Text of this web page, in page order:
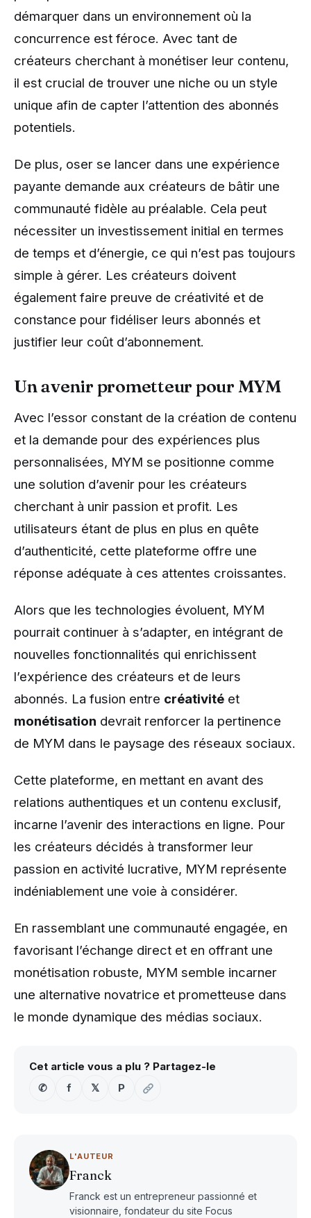
démarquer dans un environnement où la
concurrence est féroce. Avec tant de
créateurs cherchant à monétiser leur contenu,
il est crucial de trouver une niche ou un style
unique afin de capter l’attention des abonnés
potentiels.
De plus, oser se lancer dans une expérience
payante demande aux créateurs de bâtir une
communauté fidèle au préalable. Cela peut
nécessiter un investissement initial en termes
de temps et d’énergie, ce qui n’est pas toujours
simple à gérer. Les créateurs doivent
également faire preuve de créativité et de
constance pour fidéliser leurs abonnés et
justifier leur coût d’abonnement.
Un avenir prometteur pour MYM
Avec l’essor constant de la création de contenu
et la demande pour des expériences plus
personnalisées, MYM se positionne comme
une solution d’avenir pour les créateurs
cherchant à unir passion et profit. Les
utilisateurs étant de plus en plus en quête
d’authenticité, cette plateforme offre une
réponse adéquate à ces attentes croissantes.
Alors que les technologies évoluent, MYM
pourrait continuer à s’adapter, en intégrant de
nouvelles fonctionnalités qui enrichissent
l’expérience des créateurs et de leurs
abonnés. La fusion entre créativité et
monétisation devrait renforcer la pertinence
de MYM dans le paysage des réseaux sociaux.
Cette plateforme, en mettant en avant des
relations authentiques et un contenu exclusif,
incarne l’avenir des interactions en ligne. Pour
les créateurs décidés à transformer leur
passion en activité lucrative, MYM représente
indéniablement une voie à considérer.
En rassemblant une communauté engagée, en
favorisant l’échange direct et en offrant une
monétisation robuste, MYM semble incarner
une alternative novatrice et prometteuse dans
le monde dynamique des médias sociaux.
Cet article vous a plu ? Partagez-le
✆
f 𝕏 P
L'AUTEUR
Franck
Franck est un entrepreneur passionné et
visionnaire, fondateur du site Focus